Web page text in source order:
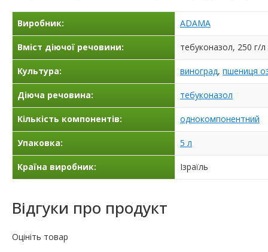
Виробник: ADAMA
Вміст діючої речовини: тебуконазол, 250 г/л
Культура: виноград, пшениця
Діюча речовина: тебуконазол
Кількість компонентів: однокомпонентний
Упаковка: 5 л
Країна виробник: Ізраїль
Відгуки про продукт
Оцініть товар